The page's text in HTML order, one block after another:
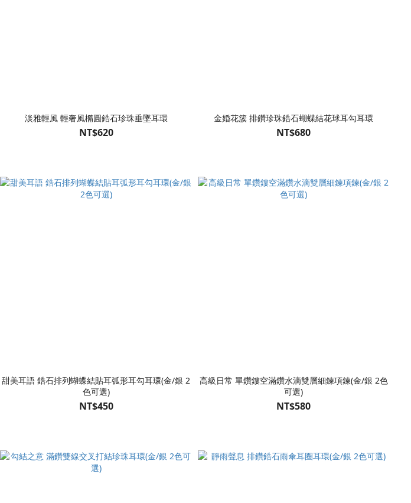
淡雅輕風 輕奢風橢圓鋯石珍珠垂墜耳環
NT$620
金婚花簇 排鑽珍珠鋯石蝴蝶結花球耳勾耳環
NT$680
甜美耳語 鋯石排列蝴蝶結貼耳弧形耳勾耳環(金/銀 2
色可選)
NT$450
高級日常 單鑽鏤空滿鑽水滴雙層細鍊項鍊(金/銀 2色
可選)
NT$580